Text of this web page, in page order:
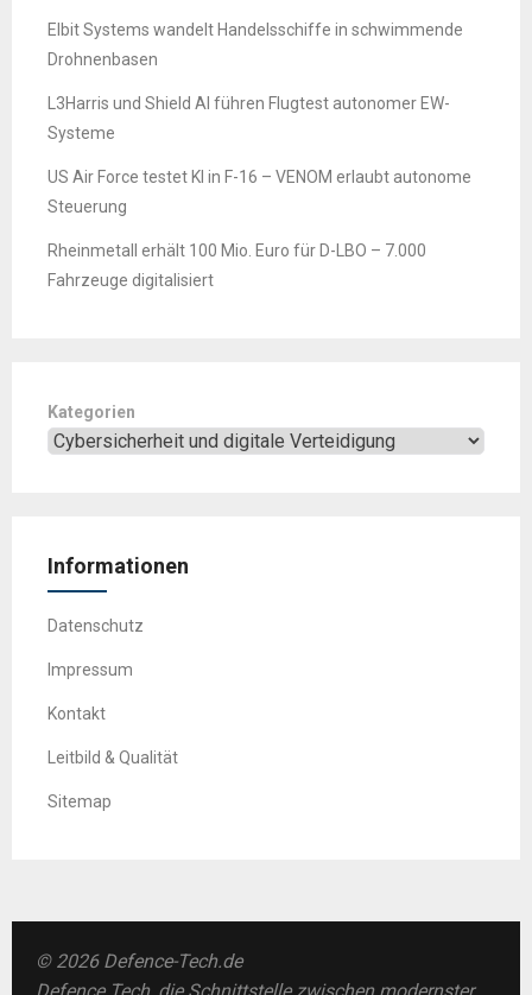
Elbit Systems wandelt Handelsschiffe in schwimmende
Drohnenbasen
L3Harris und Shield AI führen Flugtest autonomer EW-
Systeme
US Air Force testet KI in F-16 – VENOM erlaubt autonome
Steuerung
Rheinmetall erhält 100 Mio. Euro für D-LBO – 7.000
Fahrzeuge digitalisiert
Kategorien
Informationen
Datenschutz
Impressum
Kontakt
Leitbild & Qualität
Sitemap
© 2026 Defence-Tech.de